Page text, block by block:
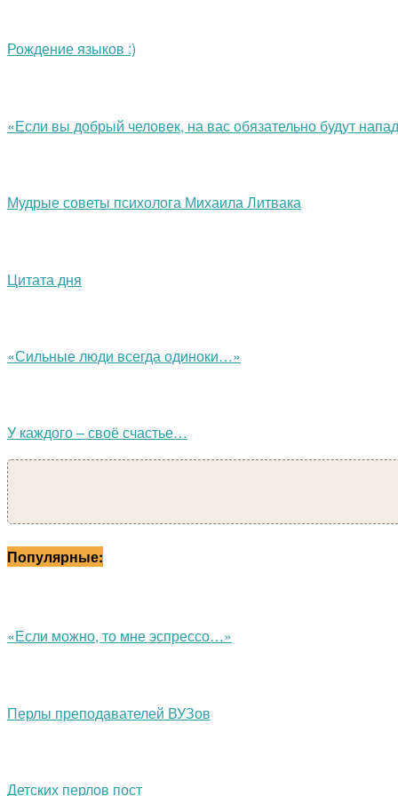
Рождение языков :)
«Если вы добрый человек, на вас обязательно будут
Мудрые советы психолога Михаила Литвака
Цитата дня
«Сильные люди всегда одиноки…»
У каждого – своё счастье…
Популярные:
«Если можно, то мне эспрессо…»
Перлы преподавателей ВУЗов
Детских перлов пост